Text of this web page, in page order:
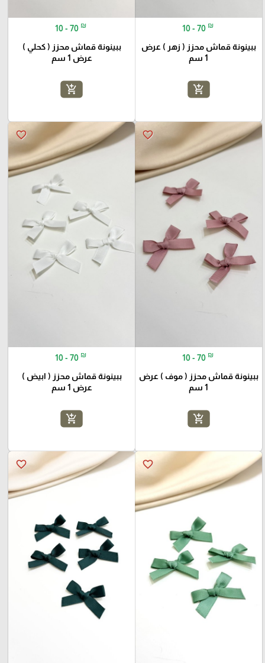
10 - 70 ₪
ببينونة قماش محزز ( زهر ) عرض
1 سم
add_shopping_cart
10 - 70 ₪
ببينونة قماش محزز ( كحلي )
عرض 1 سم
add_shopping_cart
favorite_border
10 - 70 ₪
ببينونة قماش محزز ( موف ) عرض
1 سم
add_shopping_cart
favorite_border
10 - 70 ₪
ببينونة قماش محزز ( ابيض )
عرض 1 سم
add_shopping_cart
favorite_border
favorite_border